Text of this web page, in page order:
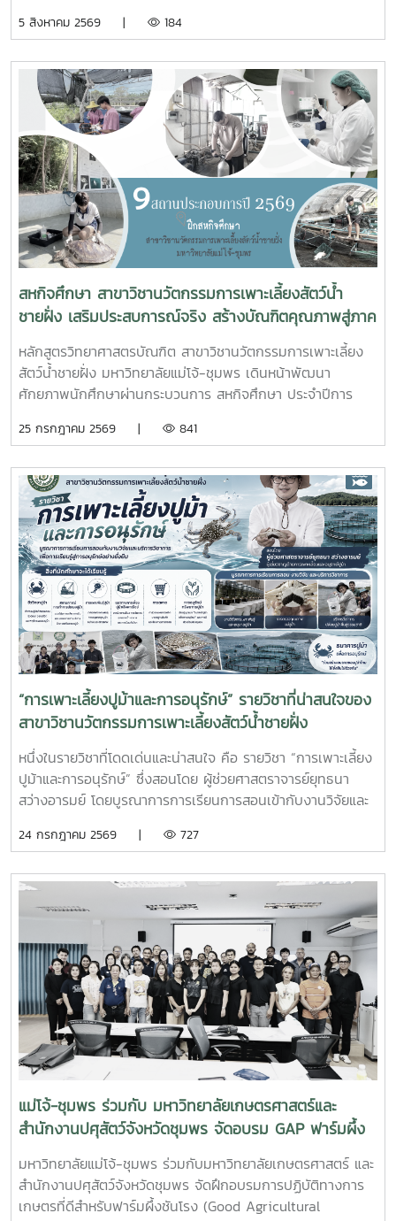
รวม สาย ก3 และ ก4ในเขตผังเมืองรวมชุมชนปากน้ำหลังสวน
ศาลากลางจังหวัดชุมพร โดยมีนายจักรพงศ์ นิลไพรัช ธนารักษ์
พื้นที่ชุมพร เป็นประธานในการประชุมในการนี้ นายอุดม จิตตวงค์
โยธาธิการและผังเมืองจังหวัดชุมพร พร้อมด้วยคณะที่ปรึกษา
โครงการจัดรูปที่ดินเพื่อพัฒนาพื้นที่ส่วนจังหวัดชุมพร บริเวณ
ถนนผังเมืองรวม สาย ก3 และก4 ในเขตผังเมืองรวมชุมชน
ปากน้ำหลังสวน เข้าร่วมการประชุมฯ ดังกล่าว เพื่อพิจารณาขอ
ความเห็นชอบค่าชดเชยต้นไม้และพืชผล และค่าชดเชยอาคารและ
สิ่งปลูกสร้างจากกองทุนจัดรูปที่ดินเพื่อพัฒนาพื้นที่มติที่ประชุม
รับทราบรายละเอียดราคาและเห็นควรให้เสนอคณะกรรมการ
จังหวัดขอรับเงินอุดหนุนจากกกองทุนจัดรูปเพื่อพัฒนาพื้นที่
5 สิงหาคม 2569 | 184
สหกิจศึกษา สาขาวิชานวัตกรรมการเพาะเลี้ยงสัตว์น้ำ
ชายฝั่ง เสริมประสบการณ์จริง สร้างบัณฑิตคุณภาพสู่ภาค
อุตสาหกรรมการผลิตสัตว์น้ำ
หลักสูตรวิทยาศาสตรบัณฑิต สาขาวิชานวัตกรรมการเพาะเลี้ยง
สัตว์น้ำชายฝั่ง มหาวิทยาลัยแม่โจ้-ชุมพร เดินหน้าพัฒนา
ศักยภาพนักศึกษาผ่านกระบวนการ สหกิจศึกษา ประจำปีการ
การและหน่วยงานภาคีเครือข่ายเป็นระยะเวลา 4 เดือน เพื่อให้
ความรู้จากห้องเรียนไปประยุกต์ใช้ในการทำงานจริงทั้งนี้ สหกิจ
ศึกษาเป็นส่วนสำคัญของการจัดการเรียนการสอน ที่มุ่งเน้นการ
ผลิตบัณฑิตให้มีความพร้อมทั้งด้านวิชาการและวิชาชีพ นักศึกษา
จะได้ฝึกทักษะการทำงานในสภาพแวดล้อมจริง เรียนรู้การแก้ไข
ปัญหาเฉพาะหน้า อดทน สู้งาน ซื่อสัตย์ มีสัมมาคารวะ ทำงาน
ร่วมกับผู้อื่นได้ และการปรับตัวให้เข้ากับองค์กร ตลอดจนพัฒนา
ทักษะวิชาชีพด้านการเพาะเลี้ยงสัตว์น้ำชายฝั่ง ให้สอดคล้องกับ
ความต้องการของภาคอุตสาหกรรมการผลิตสัตว์น้ำและอื่นๆที่
เกี่ยวข้อง
25 กรกฎาคม 2569 | 841
“การเพาะเลี้ยงปูม้าและการอนุรักษ์” รายวิชาที่น่าสนใจของ
สาขาวิชานวัตกรรมการเพาะเลี้ยงสัตว์น้ำชายฝั่ง
หนึ่งในรายวิชาที่โดดเด่นและน่าสนใจ คือ รายวิชา “การเพาะเลี้ยง
ปูม้าและการอนุรักษ์” ซึ่งสอนโดย ผู้ช่วยศาสตราจารย์ยุทธนา
สว่างอารมย์ โดยบูรณาการการเรียนการสอนเข้ากับงานวิจัยและ
และภาคปฏิบัติ ตั้งแต่ชีววิทยาและวงจรชีวิตของปูม้า การเพาะ
และการฟื้นฟูทรัพยากรปูม้าในพื้นที่ชายฝั่งนักศึกษาจะได้ลงพื้นที่
ปฏิบัติงานจริง ร่วมศึกษาวิจัยและทำกิจกรรมบริการวิชาการกับ
ชุมชน ภาคีเครือข่าย และหน่วยงานที่เกี่ยวข้อง เพื่อแลกเปลี่ยน
องค์ความรู้และร่วมกันพัฒนาแนวทางการอนุรักษ์ทรัพยากรทาง
ทะเล อันเป็นการสร้างประสบการณ์การเรียนรู้จากสถานการณ์
จริง พร้อมปลูกฝังความรับผิดชอบต่อสังคมและสิ่งแวดล้อม
24 กรกฎาคม 2569 | 727
แม่โจ้-ชุมพร ร่วมกับ มหาวิทยาลัยเกษตรศาสตร์และ
สำนักงานปศุสัตว์จังหวัดชุมพร จัดอบรม GAP ฟาร์มผึ้ง
ชันโรง ยกระดับมาตรฐานการเลี้ยงสู่การพัฒนาเศรษฐกิจ
ชุมชนอย่างยั่งยืน
มหาวิทยาลัยแม่โจ้-ชุมพร ร่วมกับมหาวิทยาลัยเกษตรศาสตร์ และ
สำนักงานปศุสัตว์จังหวัดชุมพร จัดฝึกอบรมการปฏิบัติทางการ
เกษตรที่ดีสำหรับฟาร์มผึ้งชันโรง (Good Agricultural